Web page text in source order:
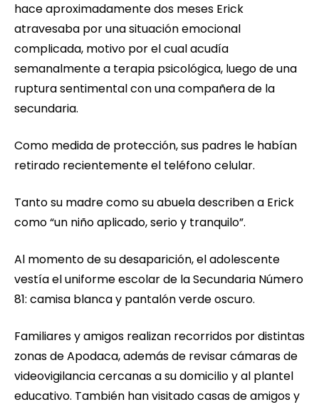
hace aproximadamente dos meses Erick
atravesaba por una situación emocional
complicada, motivo por el cual acudía
semanalmente a terapia psicológica, luego de una
ruptura sentimental con una compañera de la
secundaria.
Como medida de protección, sus padres le habían
retirado recientemente el teléfono celular.
Tanto su madre como su abuela describen a Erick
como “un niño aplicado, serio y tranquilo”.
Al momento de su desaparición, el adolescente
vestía el uniforme escolar de la Secundaria Número
81: camisa blanca y pantalón verde oscuro.
Familiares y amigos realizan recorridos por distintas
zonas de Apodaca, además de revisar cámaras de
videovigilancia cercanas a su domicilio y al plantel
educativo. También han visitado casas de amigos y